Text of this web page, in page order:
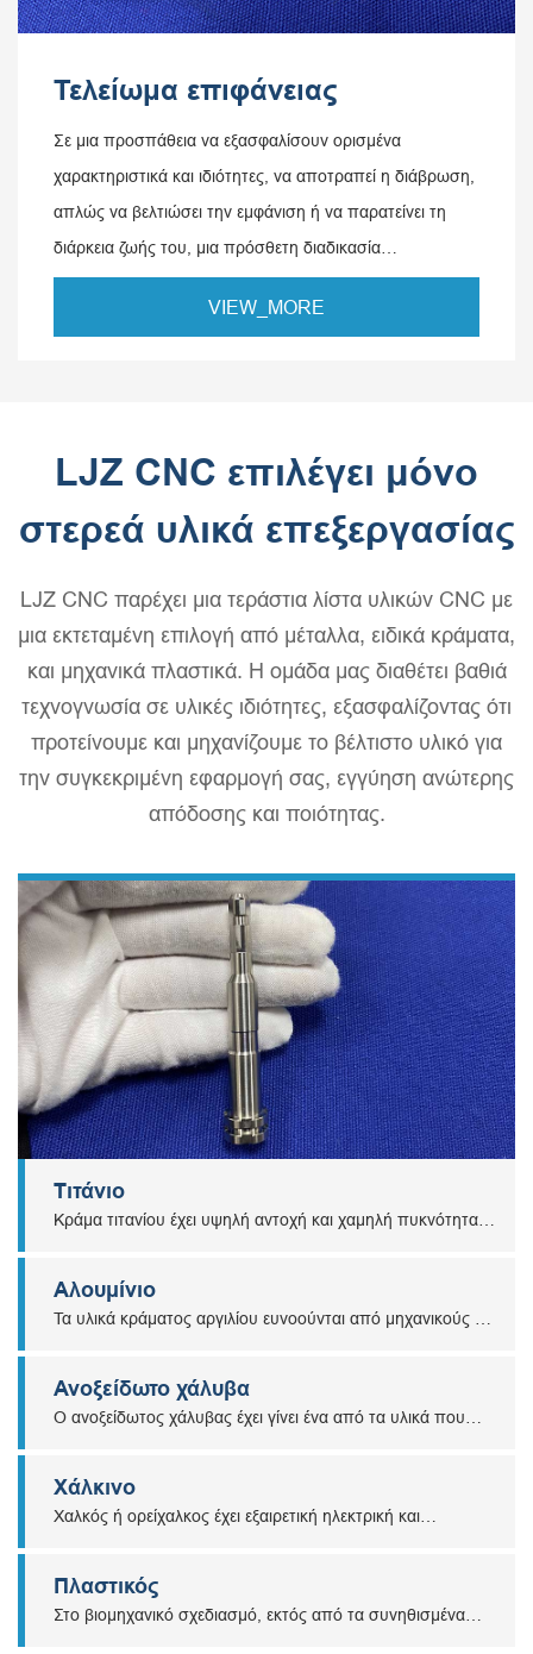
Τελείωμα επιφάνειας
Σε μια προσπάθεια να εξασφαλίσουν ορισμένα
χαρακτηριστικά και ιδιότητες, να αποτραπεί η διάβρωση,
απλώς να βελτιώσει την εμφάνιση ή να παρατείνει τη
διάρκεια ζωής του, μια πρόσθετη διαδικασία
επιφανειακής επεξεργασίας θα εφαρμόζεται σε μηχανικά
μέρη, γνωστή ως επεξεργασία επιφανείας.
VIEW_MORE
LJZ CNC επιλέγει μόνο
στερεά υλικά επεξεργασίας
LJZ CNC παρέχει μια τεράστια λίστα υλικών CNC με
μια εκτεταμένη επιλογή από μέταλλα, ειδικά κράματα,
και μηχανικά πλαστικά. Η ομάδα μας διαθέτει βαθιά
τεχνογνωσία σε υλικές ιδιότητες, εξασφαλίζοντας ότι
προτείνουμε και μηχανίζουμε το βέλτιστο υλικό για
την συγκεκριμένη εφαρμογή σας, εγγύηση ανώτερης
απόδοσης και ποιότητας.
Τιτάνιο
Κράμα τιτανίου έχει υψηλή αντοχή και χαμηλή πυκνότητα,
στη διάβρωση. Έτσι, τα μέρη του τιτανίου
χρησιμοποιούνται ευρέως σε ιατρικές, αεροπορικές,
αεροδιαστημικές, χημικές, μεταλλουργικές και άλλες
Αλουμίνιο
Τα υλικά κράματος αργιλίου ευνοούνται από μηχανικούς σε
χρησιμοποιούμενο υλικό στην επεξεργασία CNC λόγω της
υψηλής μηχανοκίνητότητας.
Ανοξείδωτο χάλυβα
Ο ανοξείδωτος χάλυβας έχει γίνει ένα από τα υλικά που
διάβρωση και της αντοχής στη φθορά.
Χάλκινο
Χαλκός ή ορείχαλκος έχει εξαιρετική ηλεκτρική και
άλλες μοναδικές ιδιότητες, που κάνουν ορείχαλκο ή χαλκο
εξαρτήματα που χρησιμοποιούνται ευρέως στην ισχύ, στην
ηλεκτρονική, στην ενέργεια, στα μηχανήματα, και άλλα
Πλαστικός
Στο βιομηχανικό σχεδιασμό, εκτός από τα συνηθισμένα